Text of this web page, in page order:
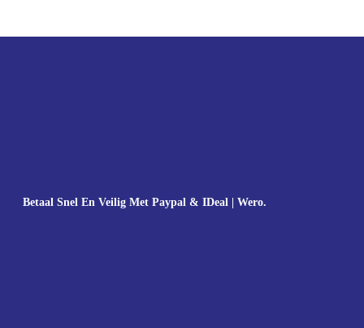
Betaal Snel En Veilig Met Paypal & IDeal | Wero.